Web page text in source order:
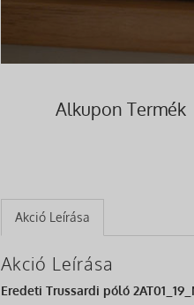
Alkupon Termék
Akció Leírása
Akció Leírása
Eredeti Trussardi póló